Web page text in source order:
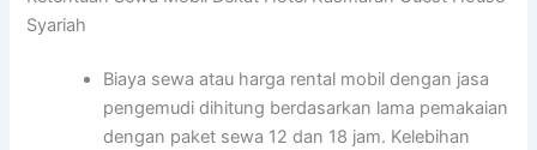
Syariah
Biaya sewa atau harga rental mobil dengan jasa
pengemudi dihitung berdasarkan lama pemakaian
dengan paket sewa 12 dan 18 jam. Kelebihan